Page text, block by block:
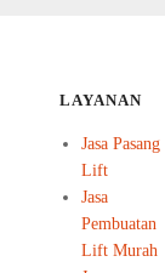
LAYANAN
Jasa Pasang
Lift
Jasa
Pembuatan
Lift Murah